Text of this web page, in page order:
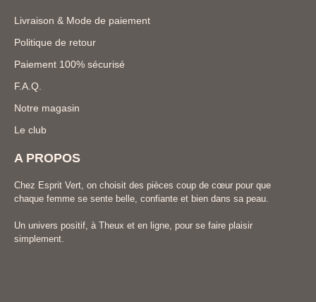
Livraison & Mode de paiement
Politique de retour
Paiement 100% sécurisé
F.A.Q.
Notre magasin
Le club
A PROPOS
Chez Esprit Vert, on choisit des pièces coup de cœur pour que
chaque femme se sente belle, confiante et bien dans sa peau.
Un univers positif, à Theux et en ligne, pour se faire plaisir
simplement.